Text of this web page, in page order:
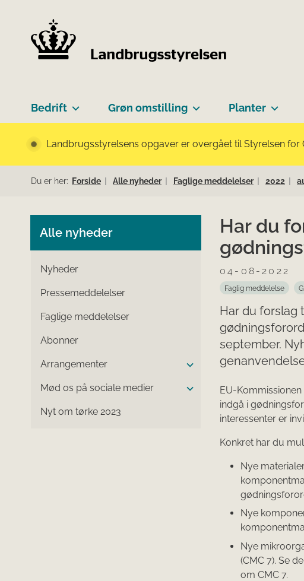
Bedrift Grøn omstilling Planter
Landbrugsstyrelsens opgaver er overgået til Styrelsen
Du er her: Forside Alle nyheder Faglige meddelelser 2022
Alle nyheder
Nyheder
Pressemeddelelser
Faglige meddelelser
Abonner
Arrangementer
Mød os på sociale medier
Nyt om tørke 2023
Har du
04-08-2022
Faglig meddelelse
Har du forslag
september.
EU-
indgå i
interessenter er
Konkret har du
Nye
Nye
Nye
(CMC 7). Se
om CMC 7.